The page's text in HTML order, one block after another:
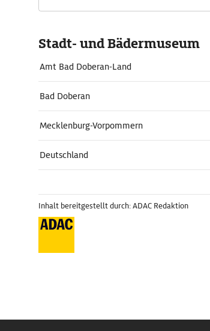
Stadt- und Bädermuseum
Amt Bad Doberan-Land
Bad Doberan
Mecklenburg-Vorpommern
Deutschland
Inhalt bereitgestellt durch: ADAC Redaktion